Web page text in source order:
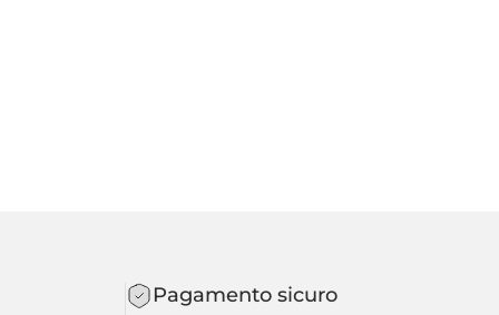
Pagamento sicuro